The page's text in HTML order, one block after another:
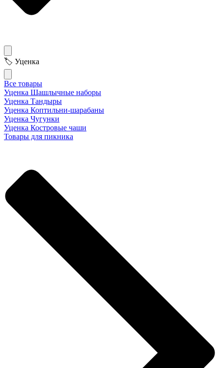
🏷 Уценка
Все товары
Уценка Шашлычные наборы
Уценка Тандыры
Уценка Коптильни-шарабаны
Уценка Чугунки
Уценка Костровые чаши
Товары для пикника